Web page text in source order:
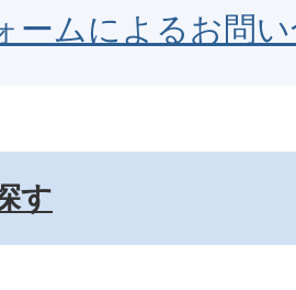
ームによるお問
す